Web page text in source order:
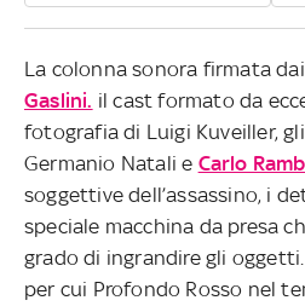
La colonna sonora firmata
Gaslini. il cast formato da
fotografia di Luigi Kuveiller,
Germanio Natali e Carlo
soggettive dell’assassino, i
speciale macchina da presa
grado di ingrandire gli
per cui Profondo Rosso nel